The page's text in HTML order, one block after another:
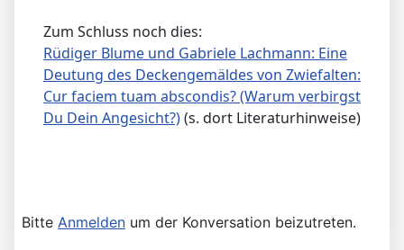
Zum Schluss noch dies:
Rüdiger Blume und Gabriele Lachmann: Eine
Deutung des Deckengemäldes von Zwiefalten:
Cur faciem tuam abscondis? (Warum verbirgst
Du Dein Angesicht?)(s. dort Literaturhinweise)
Bitte Anmelden um der Konversation beizutreten.